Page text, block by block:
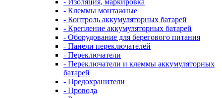
- Клеммы монтажные
- Контроль аккумуляторных батарей
- Крепление аккумуляторных батарей
- Оборудование для берегового питания
- Панели переключателей
- Переключатели
- Переключатели и клеммы аккумуляторных
батарей
- Предохранители
- Провода